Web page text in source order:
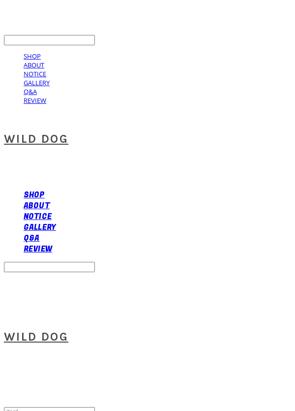
SHOP
ABOUT
NOTICE
GALLERY
Q&A
REVIEW
WILD DOG
SHOP
ABOUT
NOTICE
GALLERY
Q&A
REVIEW
WILD DOG